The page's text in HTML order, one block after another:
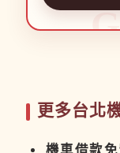
更多台北